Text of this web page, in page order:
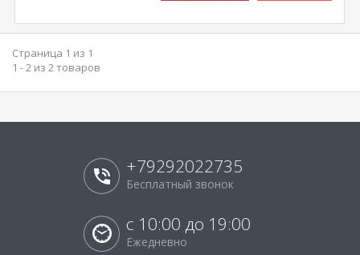
Страница 1 из 1
1 - 2 из 2 товаров
+79292022735
Бесплатный звонок
с 10:00 до 19:00
Ежедневно